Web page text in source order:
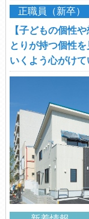
正職員（新卒）
【子どもの個性
とりが持つ個性
いくよう心がけて